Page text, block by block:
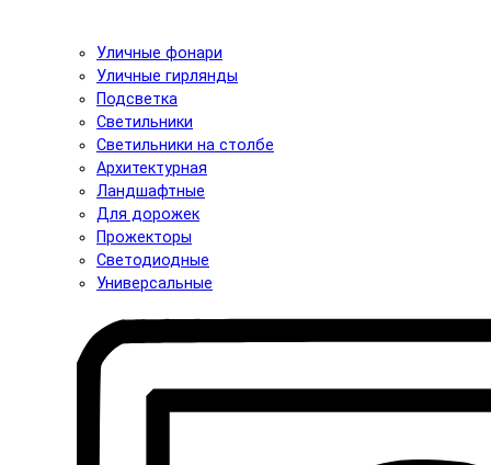
Уличные фонари
Уличные гирлянды
Подсветка
Светильники
Светильники на столбе
Архитектурная
Ландшафтные
Для дорожек
Прожекторы
Светодиодные
Универсальные